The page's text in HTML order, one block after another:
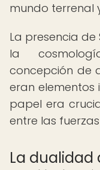
mundo terrenal
La presencia
la
concepción de
eran elementos
papel era
entre las
La dualidad